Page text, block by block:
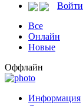
Войти
Все
Онлайн
Новые
Оффлайн
Информация